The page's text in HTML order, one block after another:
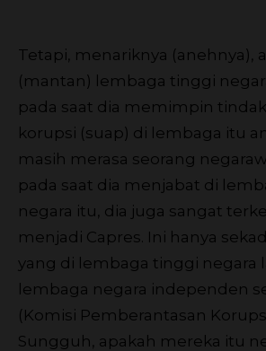
Tetapi, menariknya (anehnya),
(mantan) lembaga tinggi
pada saat dia memimpin
korupsi (suap) di lembaga itu
masih merasa seorang
pada saat dia menjabat di
negara itu, dia juga sangat
menjadi Capres. Ini hanya
yang di lembaga tinggi negara
lembaga negara independen
(Komisi Pemberantasan
Sungguh, apakah mereka itu